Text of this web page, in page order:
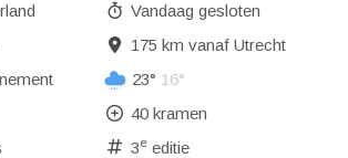
Vandaag gesloten
175 km vanaf Utrecht
23° 16°
40 kramen
3eeditie